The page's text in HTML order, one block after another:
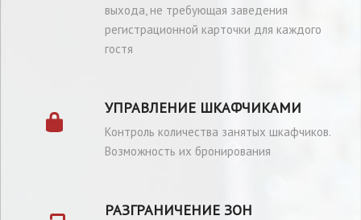
выхода, не требующая заведения
регистрационной карточки для каждого
гостя
УПРАВЛЕНИЕ ШКАФЧИКАМИ
Контроль количества занятых шкафчиков.
Возможность их бронирования
РАЗГРАНИЧЕНИЕ ЗОН